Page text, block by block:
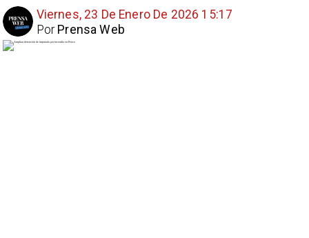
Viernes, 23 De Enero De 2026 15:17
Prensa Web
Por